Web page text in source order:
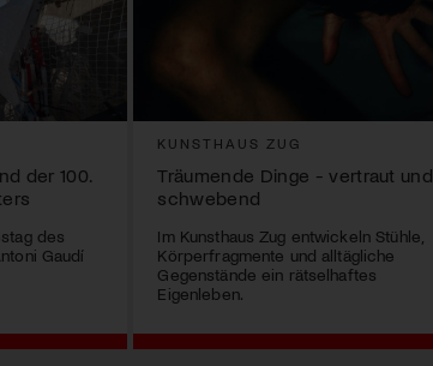
der 100.
des
Gaudí
KUNSTHAUS ZUG
Träumende Dinge - vertraut und
schwebend
Im Kunsthaus Zug entwickeln Stühle,
Körperfragmente und alltägliche
Gegenstände ein rätselhaftes
Eigenleben.